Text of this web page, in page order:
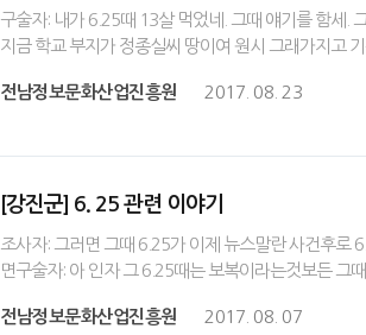
구술자: 내가 6.25때 13살 먹었네. 그때 얘기를 함세.
지금 학교 부지가 정종실씨 땅이여 원시 그래가지고
전남정보문화산업진흥원 2017. 08. 23
[강진군] 6. 25 관련 이야기
조사자: 그러면 그때 6.25가 이제 뉴스말란 사건후로
면구술자: 아 인자 그 6.25때는 보복이라는것보든 그
전남정보문화산업진흥원 2017. 08. 07